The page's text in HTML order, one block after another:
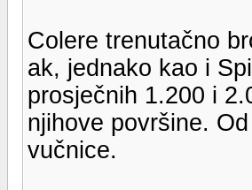
Colere trenutačno
ak, jednako kao i
prosječnih 1.200 i
njihove površine.
vučnice.